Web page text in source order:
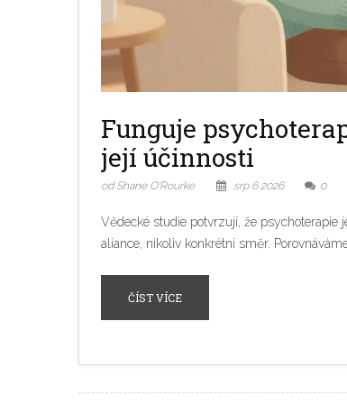
Funguje
její účinnosti
od Shane O'Rourke srp 6 2026 0
Vědecké studie potvrzují, že
aliance, nikoliv konkrétní směr.
ČÍST VÍCE